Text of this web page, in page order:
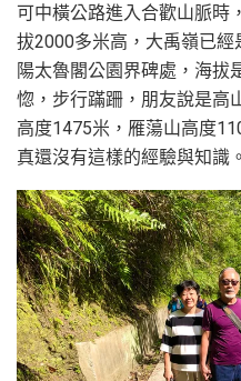
可中橫公路進入合歡山脈時
拔2000多米高，大禹嶺已
陽太魯閣公園界碑處，海拔
惚，步行蹣跚，朋友說是高
高度1475米，雁蕩山高度
真還沒有這樣的經驗與知識。